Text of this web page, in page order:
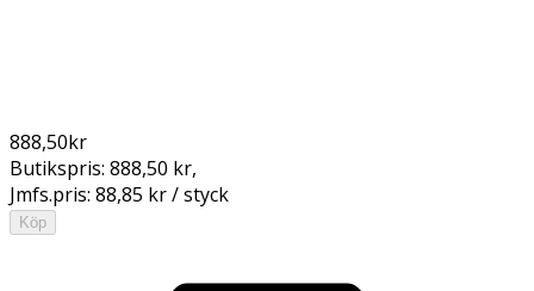
888,50kr
Butikspris: 888,50 kr,
Jmfs.pris: 88,85 kr / styck
Köp